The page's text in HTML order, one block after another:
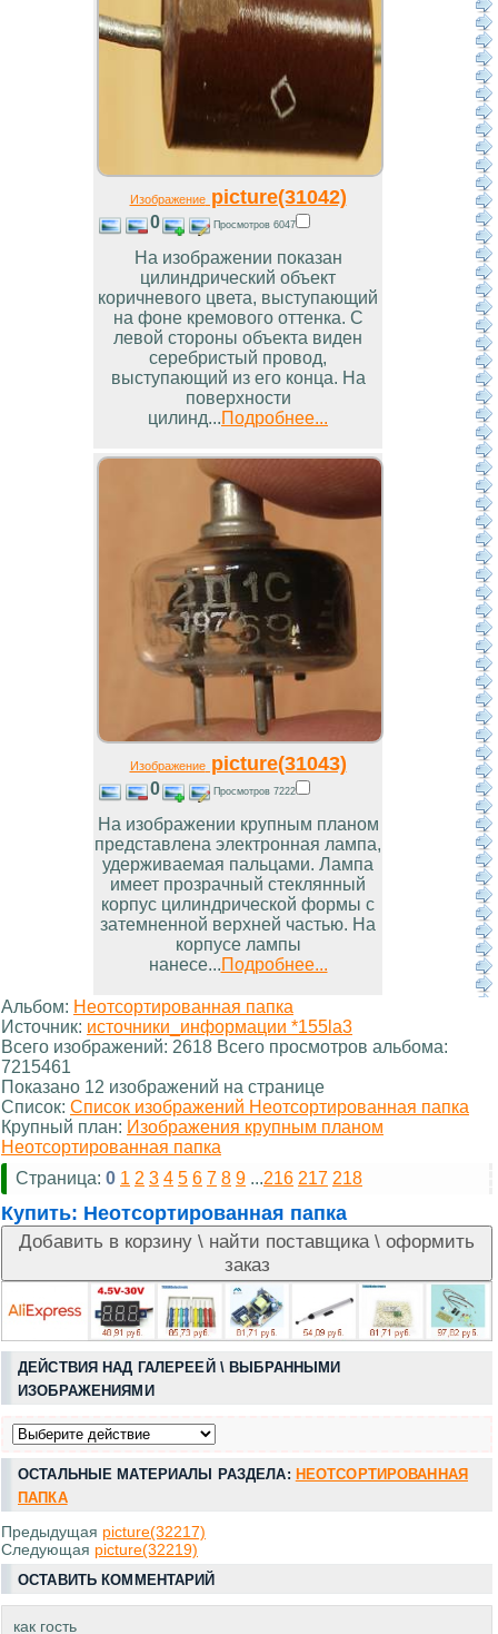
Изображениеpicture(31042)
0 Просмотров 6047
На изображении показан
цилиндрический объект
коричневого цвета, выступающий
на фоне кремового оттенка. С
левой стороны объекта виден
серебристый провод,
выступающий из его конца. На
поверхности
цилинд...Подробнее...
Изображениеpicture(31043)
0 Просмотров 7222
На изображении крупным планом
представлена электронная лампа,
удерживаемая пальцами. Лампа
имеет прозрачный стеклянный
корпус цилиндрической формы с
затемненной верхней частью. На
корпусе лампы
нанесе...Подробнее...
Альбом: Неотсортированная папка
Источник: источники_информации *155la3
Всего изображений: 2618 Всего просмотров альбома:
7215461
Показано 12 изображений на странице
Список: Список изображений Неотсортированная папка
Крупный план: Изображения крупным планом
Неотсортированная папка
Страница: 0 1 2 3 4 5 6 7 8 9 ...216 217 218
Купить: Неотсортированная папка
ДЕЙСТВИЯ НАД ГАЛЕРЕЕЙ \ ВЫБРАННЫМИ
ИЗОБРАЖЕНИЯМИ
ОСТАЛЬНЫЕ МАТЕРИАЛЫ РАЗДЕЛА: НЕОТСОРТИРОВАННАЯ
ПАПКА
Предыдущая picture(32217)
Следующая picture(32219)
ОСТАВИТЬ КОММЕНТАРИЙ
как гость